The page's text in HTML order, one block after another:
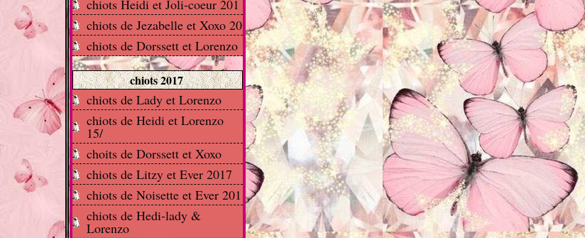
chiots Heidi et Joli-coeur 201
chiots de Jezabelle et Xoxo 20
chiots de Dorssett et Lorenzo
chiots 2017
chiots de Lady et Lorenzo
chiots de Heidi et Lorenzo
15/
choits de Dorssett et Xoxo
chiots de Litzy et Ever 2017
chiots de Noisette et Ever 201
chiots de Hedi-lady &
Lorenzo